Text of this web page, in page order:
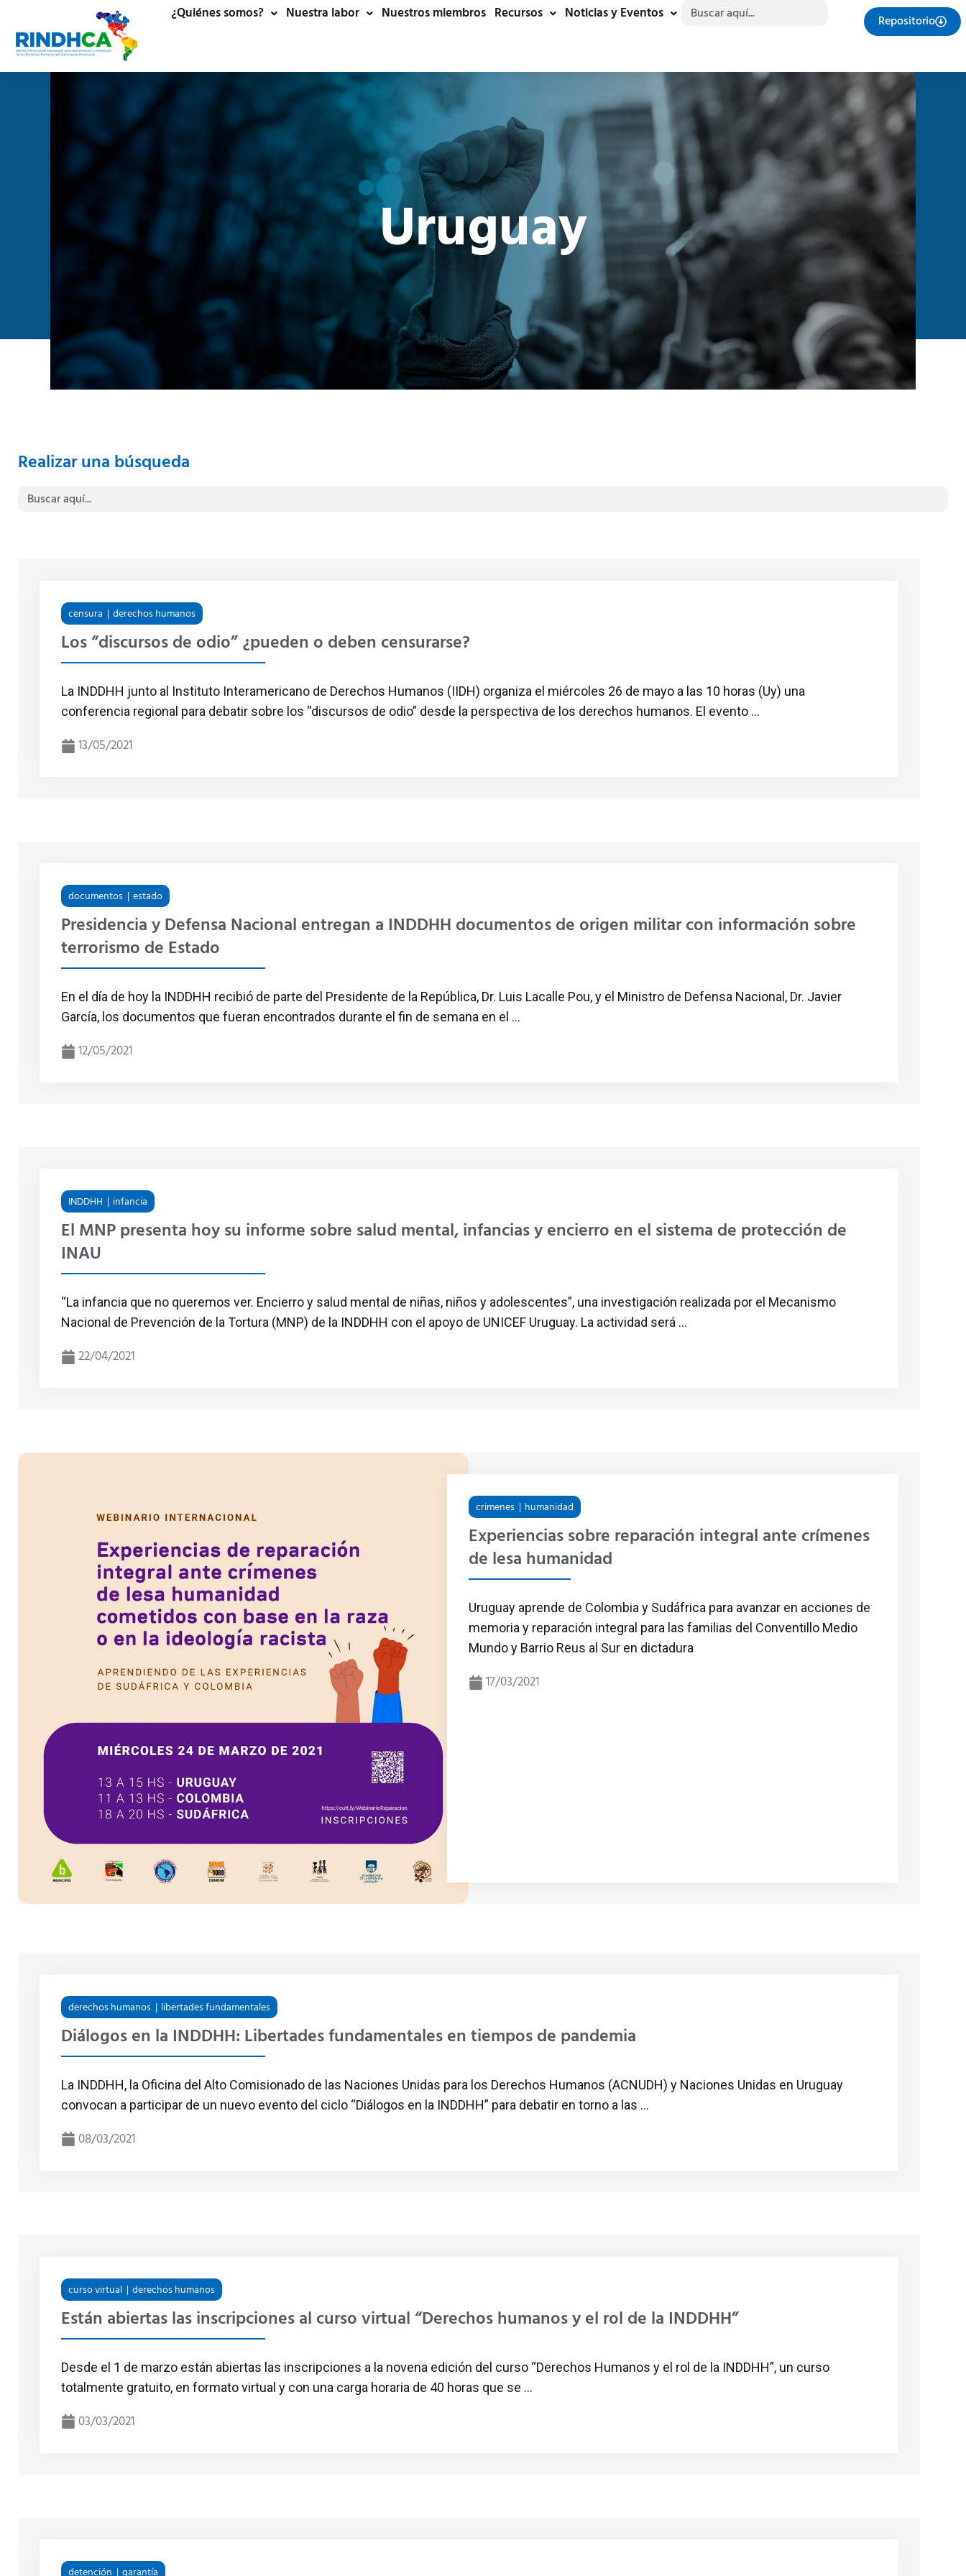
¿Quiénes somos? Nuestra labor Nuestros miembros Recursos Noticias y Eventos Buscar:
Repositorio
Uruguay
Realizar una búsqueda
Buscar:
censura derechos humanos
Los “discursos de odio” ¿pueden o deben censurarse?
La INDDHH junto al Instituto Interamericano de Derechos Humanos (IIDH) organiza el miércoles 26 de mayo a las 10 horas (Uy) una
conferencia regional para debatir sobre los “discursos de odio” desde la perspectiva de los derechos humanos. El evento ...
13/05/2021
documentos estado
Presidencia y Defensa Nacional entregan a INDDHH documentos de origen militar con información sobre
terrorismo de Estado
En el día de hoy la INDDHH recibió de parte del Presidente de la República, Dr. Luis Lacalle Pou, y el Ministro de Defensa Nacional, Dr. Javier
García, los documentos que fueran encontrados durante el fin de semana en el ...
12/05/2021
INDDHH infancia
El MNP presenta hoy su informe sobre salud mental, infancias y encierro en el sistema de protección de
INAU
“La infancia que no queremos ver. Encierro y salud mental de niñas, niños y adolescentes”, una investigación realizada por el Mecanismo
Nacional de Prevención de la Tortura (MNP) de la INDDHH con el apoyo de UNICEF Uruguay. La actividad será ...
22/04/2021
crimenes humanidad
Experiencias sobre reparación integral ante crímenes
de lesa humanidad
Uruguay aprende de Colombia y Sudáfrica para avanzar en acciones de
memoria y reparación integral para las familias del Conventillo Medio
Mundo y Barrio Reus al Sur en dictadura
17/03/2021
derechos humanos libertades fundamentales
Diálogos en la INDDHH: Libertades fundamentales en tiempos de pandemia
La INDDHH, la Oficina del Alto Comisionado de las Naciones Unidas para los Derechos Humanos (ACNUDH) y Naciones Unidas en Uruguay
convocan a participar de un nuevo evento del ciclo “Diálogos en la INDDHH” para debatir en torno a las ...
08/03/2021
curso virtual derechos humanos
Están abiertas las inscripciones al curso virtual “Derechos humanos y el rol de la INDDHH”
Desde el 1 de marzo están abiertas las inscripciones a la novena edición del curso “Derechos Humanos y el rol de la INDDHH”, un curso
totalmente gratuito, en formato virtual y con una carga horaria de 40 horas que se ...
03/03/2021
detención garantía